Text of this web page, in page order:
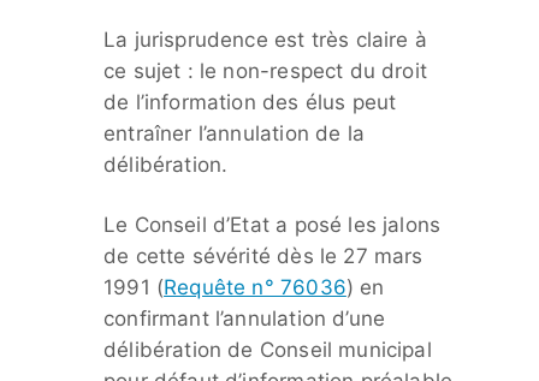
La jurisprudence est très claire à
ce sujet : le non-respect du droit
de l’information des élus peut
entraîner l’annulation de la
délibération.
Le Conseil d’Etat a posé les jalons
de cette sévérité dès le 27 mars
1991 (Requête n° 76036) en
confirmant l’annulation d’une
délibération de Conseil municipal